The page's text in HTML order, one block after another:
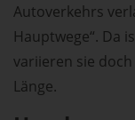
Autoverkehrs
Hauptwege“. Da
variieren sie
Länge.